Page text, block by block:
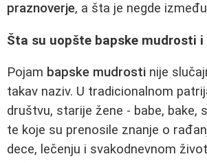
praznoverje, a šta je negde
Šta su uopšte bapske mudrosti i
Pojam bapske mudrosti nije
takav naziv. U tradicionalnom
društvu, starije žene - babe, bake,
te koje su prenosile znanje o
dece, lečenju i svakodnevnom